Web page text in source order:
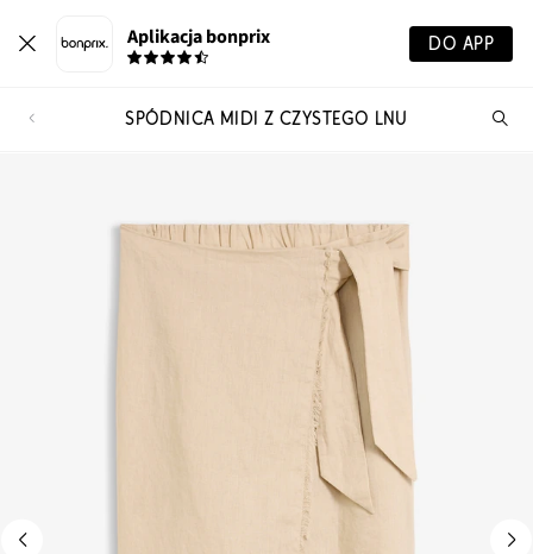
Aplikacja bonprix DO APP
SPÓDNICA MIDI Z CZYSTEGO LNU